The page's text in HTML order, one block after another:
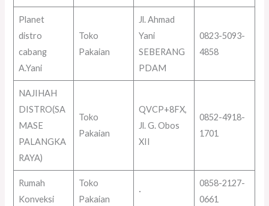
Planet
distro
cabang
A.Yani
Toko
Pakaian
Jl. Ahmad
Yani
SEBERANG
PDAM
0823-5093-
4858
NAJIHAH
DISTRO(SA
MASE
PALANGKA
RAYA)
Toko
Pakaian
QVCP+8FX,
Jl. G. Obos
XII
0852-4918-
1701
Rumah
Konveksi
Toko
Pakaian
·
0858-2127-
0661